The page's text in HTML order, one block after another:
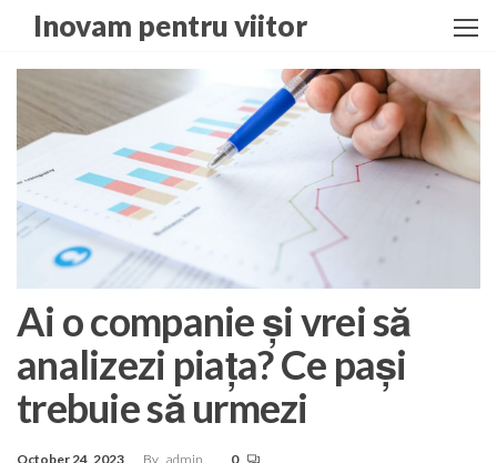
the
content
Inovam pentru viitor
Ai o companie și vrei să
analizezi piața? Ce pași
trebuie să urmezi
October 24, 2023 By admin 0